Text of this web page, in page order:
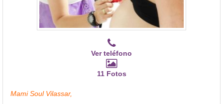
Ver teléfono
11 Fotos
Mami Soul Vilassar,